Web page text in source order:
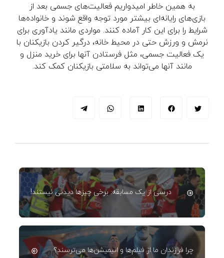
به همین خاطر امیدواریم فعالیت‌های جسمی بعد از
بازی‌های رایانه‌ای بیشتر مورد توجه واقع شوند و خانواده‌ها
شرایط را برای این کار آماده کنند. مواردی مانند یادآوری برای
نرمش و ورزش حتی در محیط خانه، درگیر کردن بازیکنان با
یک فعالیت جسمی، مثل فرستادن آنها برای خرید منزل و
مانند آنها می‌تواند به سلامتی بازیکنان کمک کند.
درسی از یک مسابقه: برخی چیزها دیدنی نیستند!
چرا فرزندان ما از فیلم‌ها و انیمیشن‌ها می‌ترسند؟